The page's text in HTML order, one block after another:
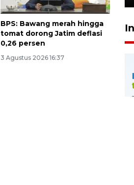
BPS: Bawang merah hingga
tomat dorong Jatim deflasi
0,26 persen
3 Agustus 2026 16:37